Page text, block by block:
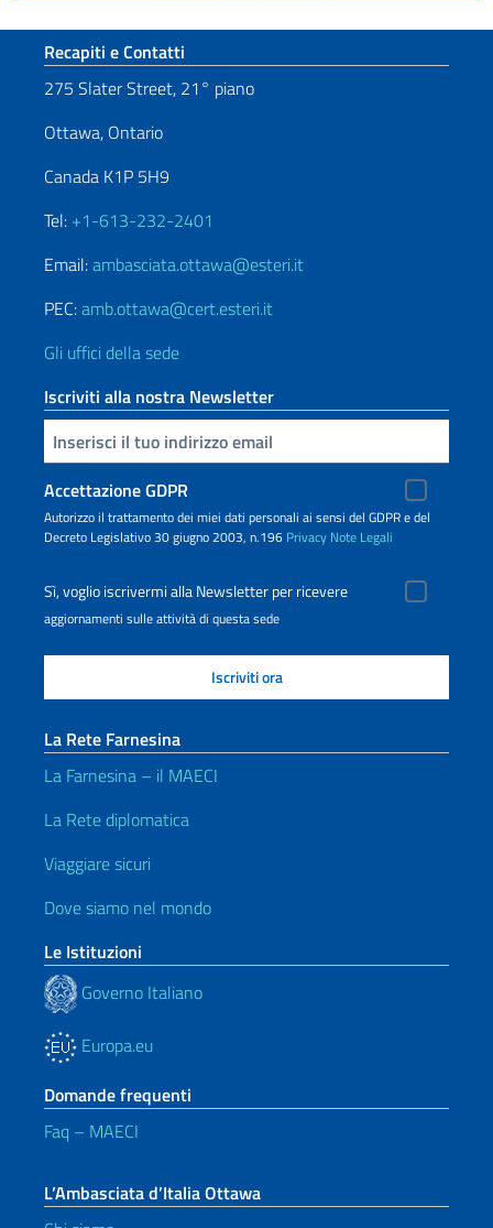
Sezione footer
Recapiti e Contatti
275 Slater Street, 21° piano
Ottawa, Ontario
Canada K1P 5H9
Tel: +1-613-232-2401
Email:ambasciata.ottawa@esteri.it
PEC:amb.ottawa@cert.esteri.it
Gli uffici della sede
Iscriviti alla nostra Newsletter
Inserisci la tua email
Accettazione GDPR
Autorizzo il trattamento dei miei dati personali ai sensi del GDPR e del
Decreto Legislativo 30 giugno 2003, n.196 Privacy Note Legali
Sì, voglio iscrivermi alla Newsletter per ricevere
aggiornamenti sulle attività di questa sede
La Rete Farnesina
La Farnesina – il MAECI
La Rete diplomatica
Viaggiare sicuri
Dove siamo nel mondo
Le Istituzioni
Governo Italiano
Europa.eu
Domande frequenti
Faq – MAECI
L’Ambasciata d’Italia Ottawa